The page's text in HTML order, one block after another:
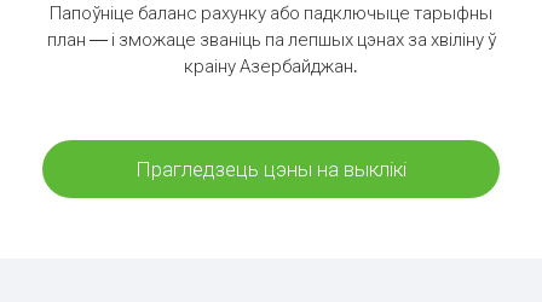
Папоўніце баланс рахунку або падключыце тарыфны
план — і зможаце званіць па лепшых цэнах за хвіліну ў
краіну Азербайджан.
Прагледзець цэны на выклікі